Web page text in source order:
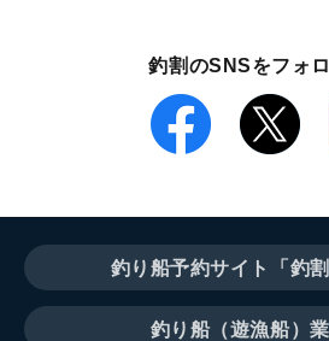
釣割のSNSをフォ
釣り船予約サイト「釣
釣り船（遊漁船）